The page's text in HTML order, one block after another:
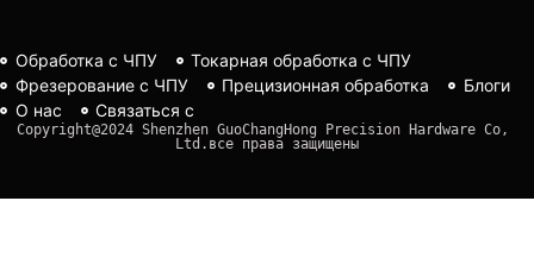
Обработка с ЧПУ
Токарная обработка с ЧПУ
Фрезерование с ЧПУ
Прецизионная обработка
Блоги
О нас
Связаться с
Copyright@2024 Shenzhen GuoChangHong Precision Hardware Co,
Ltd.все права защищены